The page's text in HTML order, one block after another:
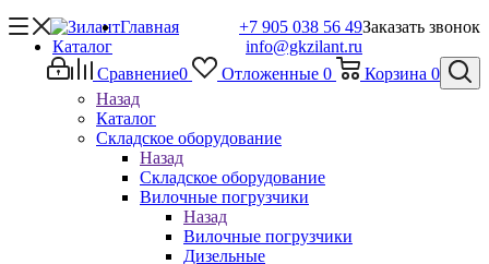
Заказать звонок
+7 905 038 56 49
info@gkzilant.ru
Сравнение0 Отложенные 0 Корзина 0
Главная
Каталог
Назад
Каталог
Складское оборудование
Назад
Складское оборудование
Вилочные погрузчики
Назад
Вилочные погрузчики
Дизельные